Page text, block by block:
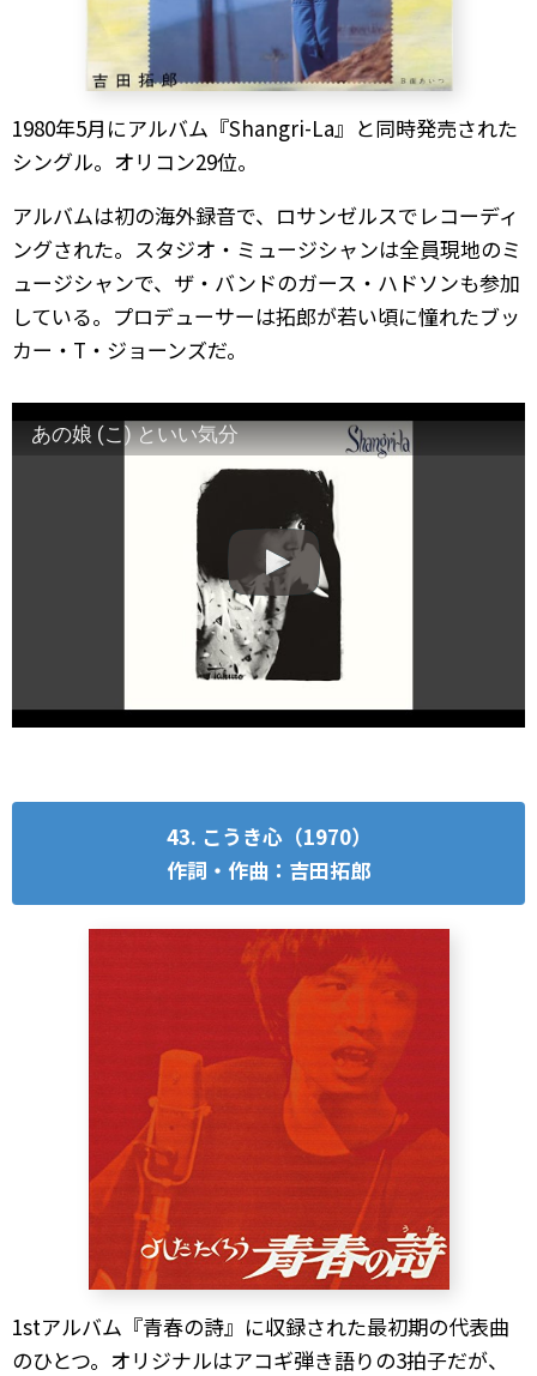
1980年5月にアルバム『Shangri-La』と同時発売された
シングル。オリコン29位。
アルバムは初の海外録音で、ロサンゼルスでレコーディ
ングされた。スタジオ・ミュージシャンは全員現地のミ
ュージシャンで、ザ・バンドのガース・ハドソンも参加
している。プロデューサーは拓郎が若い頃に憧れたブッ
カー・T・ジョーンズだ。
あの娘 (こ) といい気分
43. こうき心（1970）
作詞・作曲：吉田拓郎
1stアルバム『青春の詩』に収録された最初期の代表曲
のひとつ。オリジナルはアコギ弾き語りの3拍子だが、